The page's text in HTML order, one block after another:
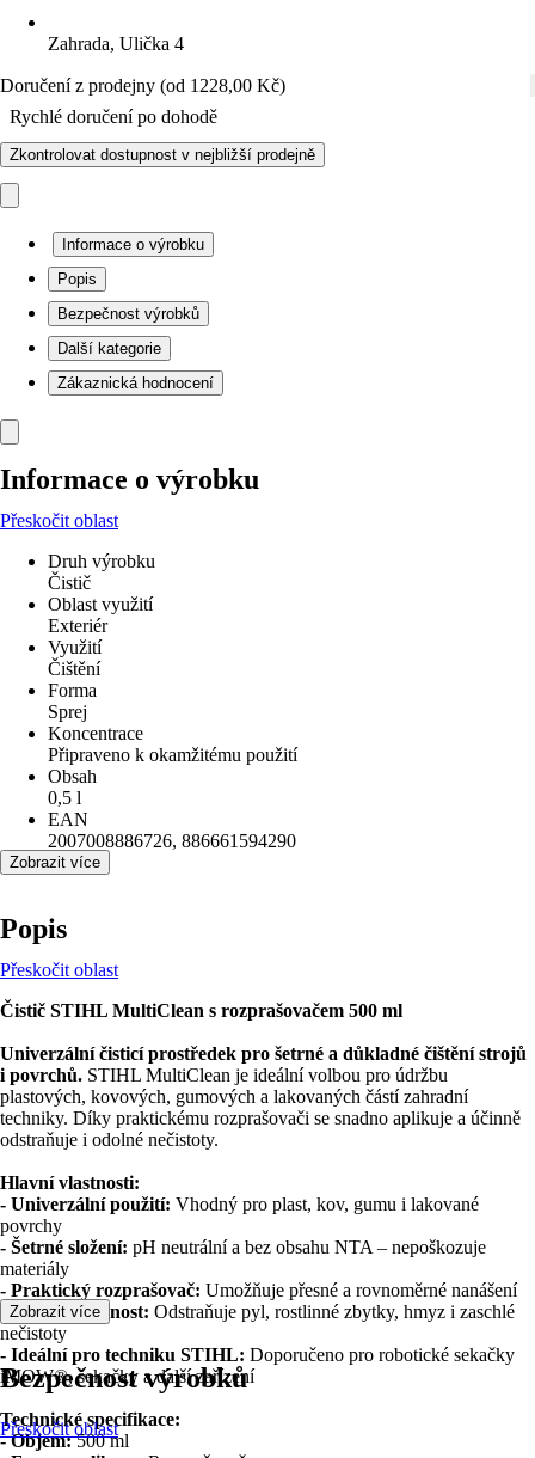
Zahrada, Ulička 4
Doručení z prodejny (od 1228,00 Kč)
Rychlé doručení po dohodě
Zkontrolovat dostupnost v nejbližší prodejně
Informace o výrobku
Popis
Bezpečnost výrobků
Další kategorie
Zákaznická hodnocení
Informace o výrobku
Přeskočit oblast
Druh výrobku
Čistič
Oblast využití
Exteriér
Využití
Čištění
Forma
Sprej
Koncentrace
Připraveno k okamžitému použití
Obsah
0,5 l
EAN
2007008886726, 886661594290
Zobrazit více
Popis
Přeskočit oblast
Čistič STIHL MultiClean s rozprašovačem 500 ml
Univerzální čisticí prostředek pro šetrné a důkladné čištění strojů
i povrchů. STIHL MultiClean je ideální volbou pro údržbu
plastových, kovových, gumových a lakovaných částí zahradní
techniky. Díky praktickému rozprašovači se snadno aplikuje a účinně
odstraňuje i odolné nečistoty.
Hlavní vlastnosti:
- Univerzální použití: Vhodný pro plast, kov, gumu i lakované
povrchy
- Šetrné složení: pH neutrální a bez obsahu NTA – nepoškozuje
materiály
- Praktický rozprašovač: Umožňuje přesné a rovnoměrné nanášení
- Vysoká účinnost: Odstraňuje pyl, rostlinné zbytky, hmyz i zaschlé
nečistoty
- Ideální pro techniku STIHL: Doporučeno pro robotické sekačky
iMOW®, sekačky a další zařízení
Technické specifikace:
- Objem:500 ml
Zobrazit více
Bezpečnost výrobků
Přeskočit oblast